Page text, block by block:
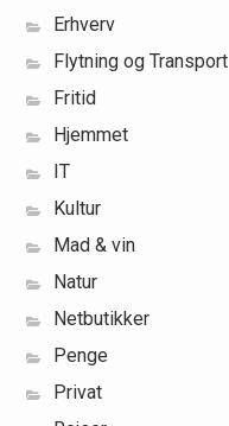
Erhverv
Flytning og Transport
Fritid
Hjemmet
IT
Kultur
Mad & vin
Natur
Netbutikker
Penge
Privat